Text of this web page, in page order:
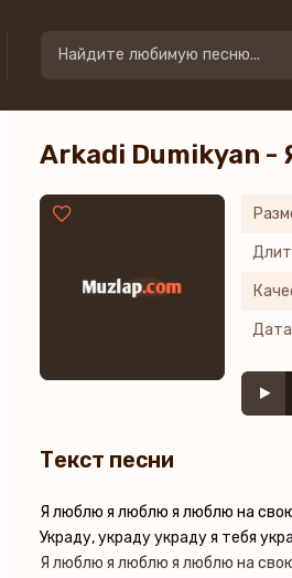
Arkadi Dumikyan
Текст песни
Я люблю я люблю я люблю на
Украду, украду украду я тебя
Я люблю я люблю я люблю на